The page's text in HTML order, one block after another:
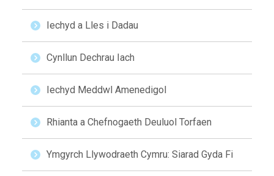
Iechyd a Lles i Dadau
Cynllun Dechrau Iach
Iechyd Meddwl Amenedigol
Rhianta a Chefnogaeth Deuluol Torfaen
Ymgyrch Llywodraeth Cymru: Siarad Gyda Fi